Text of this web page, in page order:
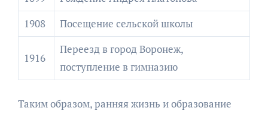
1908
Посещение сельской школы
1916
Переезд в город Воронеж,
поступление в гимназию
Таким образом, ранняя жизнь и образование